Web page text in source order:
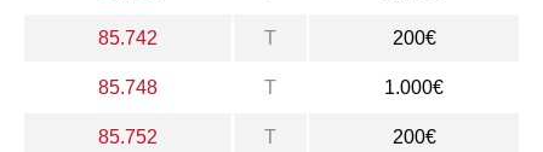
85.742 T 200€
85.748 T 1.000€
85.752 T 200€